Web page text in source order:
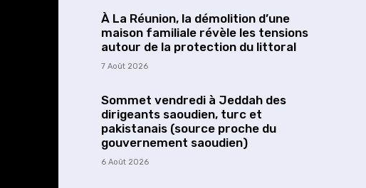
À La Réunion, la démolition d’une
maison familiale révèle les tensions
autour de la protection du littoral
7 Août 2026
Sommet vendredi à Jeddah des
dirigeants saoudien, turc et
pakistanais (source proche du
gouvernement saoudien)
6 Août 2026